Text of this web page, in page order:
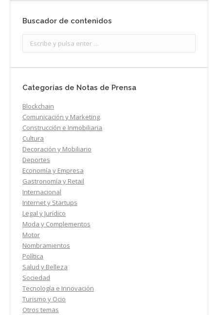
Buscador de contenidos
Categorías de Notas de Prensa
Blockchain
Comunicación y Marketing
Construcción e Inmobiliaria
Cultura
Decoración y Mobiliario
Deportes
Economía y Empresa
Gastronomía y Retail
Internacional
Internet y Startups
Legal y Jurídico
Moda y Complementos
Motor
Nombramientos
Política
Salud y Belleza
Sociedad
Tecnología e Innovación
Turismo y Ocio
Otros temas